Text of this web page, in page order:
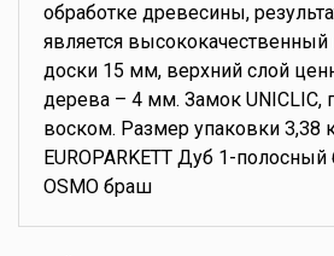
обработке древесины,
является высококачественный
доски 15 мм, верхний слой
дерева – 4 мм. Замок UNICLIC,
воском. Размер упаковки 3,38
EUROPARKETT Дуб 1-
OSMO браш